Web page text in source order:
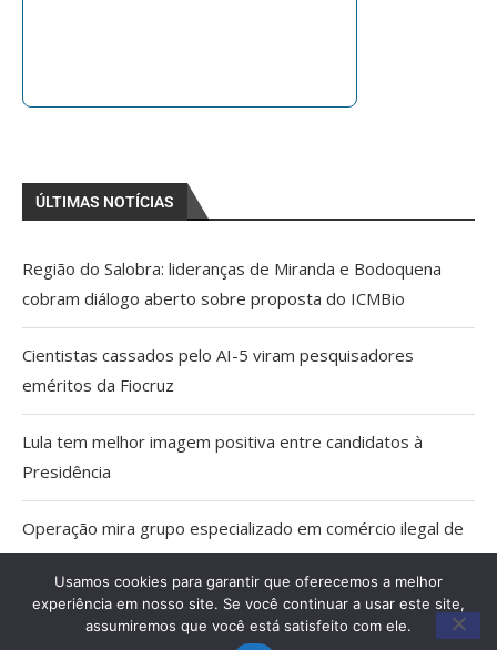
ÚLTIMAS NOTÍCIAS
Região do Salobra: lideranças de Miranda e Bodoquena
cobram diálogo aberto sobre proposta do ICMBio
Cientistas cassados pelo AI-5 viram pesquisadores
eméritos da Fiocruz
Lula tem melhor imagem positiva entre candidatos à
Presidência
Operação mira grupo especializado em comércio ilegal de
armas em MS
TCE apreende 6 veículos irregulares do transporte escolar
Usamos cookies para garantir que oferecemos a melhor
experiência em nosso site. Se você continuar a usar este site,
assumiremos que você está satisfeito com ele.